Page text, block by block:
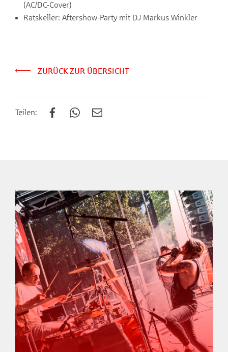
(AC/DC-Cover)
Ratskeller: Aftershow-Party mit DJ Markus Winkler
ZURÜCK ZUR ÜBERSICHT
Teilen: